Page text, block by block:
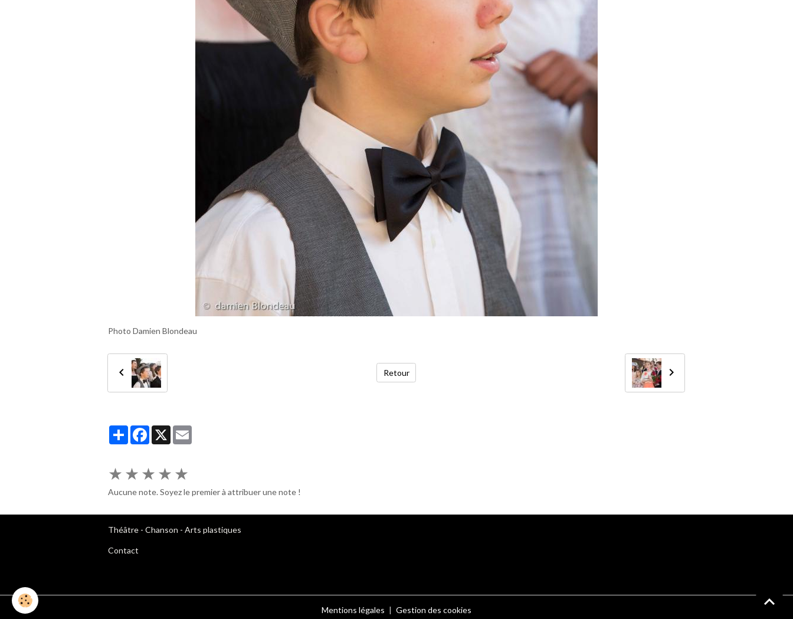
Photo Damien Blondeau
Retour
PartagerFacebook
X
★ ★ ★ ★ ★
Aucune note. Soyez le premier à attribuer une note !
Théâtre - Chanson - Arts plastiques
Contact
Mentions légales Gestion des cookies